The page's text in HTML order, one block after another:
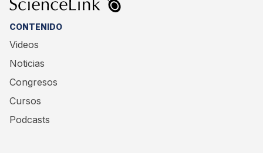
CONTENIDO
Videos
Noticias
Congresos
Cursos
Podcasts